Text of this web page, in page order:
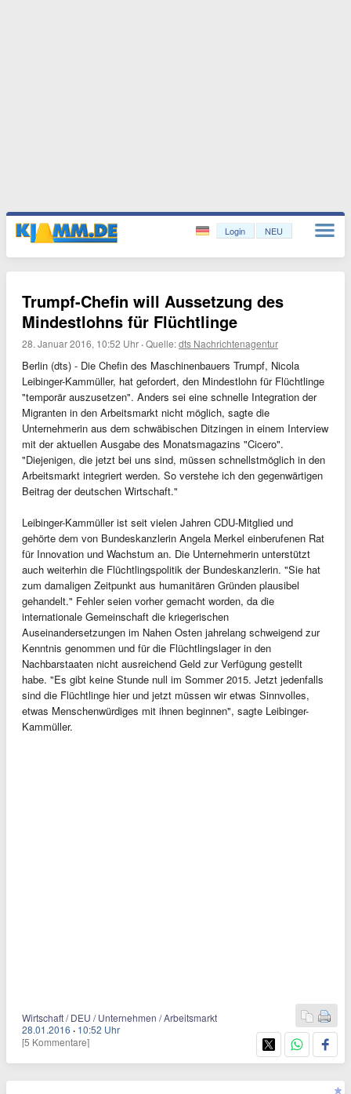
Login NEU
Trumpf-Chefin will Aussetzung des
Mindestlohns für Flüchtlinge
28. Januar 2016, 10:52 Uhr ·Quelle:dts Nachrichtenagentur
Berlin (dts) - Die Chefin des Maschinenbauers Trumpf, Nicola
Leibinger-Kammüller, hat gefordert, den Mindestlohn für Flüchtlinge
"temporär auszusetzen". Anders sei eine schnelle Integration der
Migranten in den Arbeitsmarkt nicht möglich, sagte die
Unternehmerin aus dem schwäbischen Ditzingen in einem Interview
mit der aktuellen Ausgabe des Monatsmagazins "Cicero".
"Diejenigen, die jetzt bei uns sind, müssen schnellstmöglich in den
Arbeitsmarkt integriert werden. So verstehe ich den gegenwärtigen
Beitrag der deutschen Wirtschaft."
Leibinger-Kammüller ist seit vielen Jahren CDU-Mitglied und
gehörte dem von Bundeskanzlerin Angela Merkel einberufenen Rat
für Innovation und Wachstum an. Die Unternehmerin unterstützt
auch weiterhin die Flüchtlingspolitik der Bundeskanzlerin. "Sie hat
zum damaligen Zeitpunkt aus humanitären Gründen plausibel
gehandelt." Fehler seien vorher gemacht worden, da die
internationale Gemeinschaft die kriegerischen
Auseinandersetzungen im Nahen Osten jahrelang schweigend zur
Kenntnis genommen und für die Flüchtlingslager in den
Nachbarstaaten nicht ausreichend Geld zur Verfügung gestellt
habe. "Es gibt keine Stunde null im Sommer 2015. Jetzt jedenfalls
sind die Flüchtlinge hier und jetzt müssen wir etwas Sinnvolles,
etwas Menschenwürdiges mit ihnen beginnen", sagte Leibinger-
Kammüller.
Wirtschaft / DEU / Unternehmen / Arbeitsmarkt
28.01.2016 · 10:52 Uhr
[5 Kommentare]